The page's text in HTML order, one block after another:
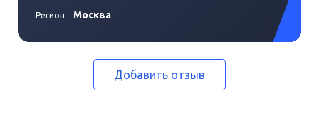
Регион: Москва
Добавить отзыв